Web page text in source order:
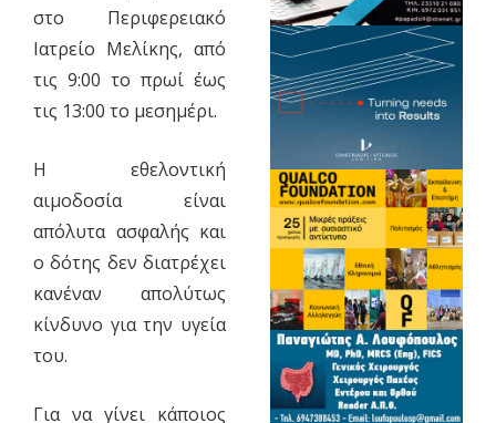
στο Περιφερειακό
Ιατρείο Μελίκης, από
τις 9:00 το πρωί έως
τις 13:00 το μεσημέρι.
Η εθελοντική
αιμοδοσία είναι
απόλυτα ασφαλής και
ο δότης δεν διατρέχει
κανέναν απολύτως
κίνδυνο για την υγεία
του.
Για να γίνει κάποιος